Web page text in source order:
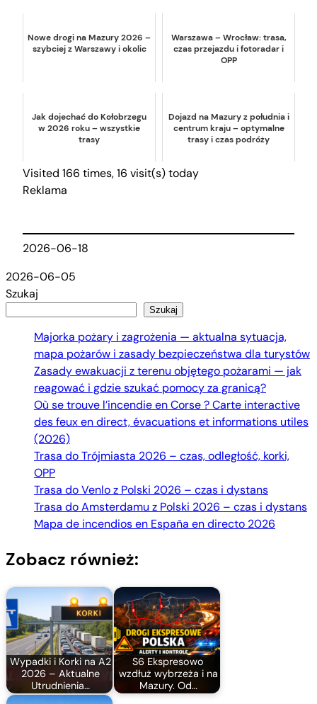
Nowe drogi na Mazury 2026 –
szybciej z Warszawy i okolic
Warszawa – Wrocław: trasa,
czas przejazdu i fotoradar i
OPP
Jak dojechać do Kołobrzegu
w 2026 roku – wszystkie
trasy
Dojazd na Mazury z południa i
centrum kraju – optymalne
trasy i czas podróży
Visited 166 times, 16 visit(s) today
Reklama
2026-06-18
2026-06-05
Szukaj
Szukaj
Majorka pożary i zagrożenia — aktualna sytuacja,
mapa pożarów i zasady bezpieczeństwa dla turystów
Zasady ewakuacji z terenu objętego pożarami — jak
reagować i gdzie szukać pomocy za granicą?
Où se trouve l’incendie en Corse ? Carte interactive
des feux en direct, évacuations et informations utiles
(2026)
Trasa do Trójmiasta 2026 – czas, odległość, korki,
OPP
Trasa do Venlo z Polski 2026 – czas i dystans
Trasa do Amsterdamu z Polski 2026 – czas i dystans
Mapa de incendios en España en directo 2026
Zobacz również:
Wypadki i Korki na A2
2026 – Aktualne
Utrudnienia…
S6 Ekspresowo
wzdłuż wybrzeża i na
Mazury. Od…